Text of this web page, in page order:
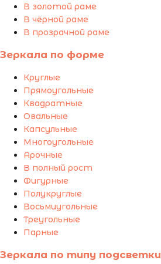
В золотой раме
В чёрной раме
В прозрачной раме
Зеркала по форме
Круглые
Прямоугольные
Квадратные
Овальные
Капсульные
Многоугольные
Арочные
В полный рост
Фигурные
Полукруглые
Восьмиугольные
Треугольные
Парные
Зеркала по типу подсветки